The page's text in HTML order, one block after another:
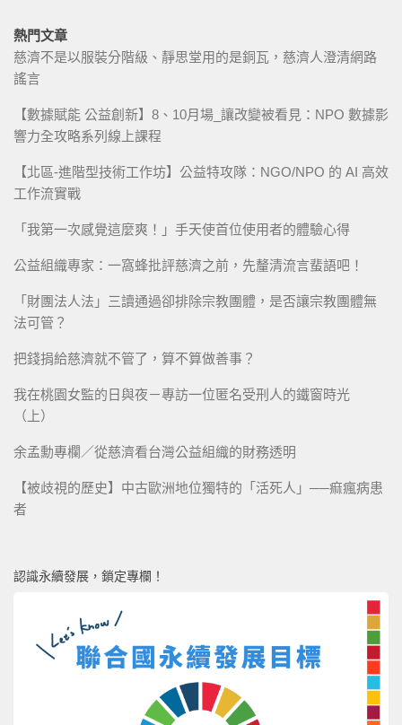
熱門文章
慈濟不是以服裝分階級、靜思堂用的是銅瓦，慈濟人澄清網路
謠言
【數據賦能 公益創新】8、10月場_讓改變被看見：NPO 數據影
響力全攻略系列線上課程
【北區-進階型技術工作坊】公益特攻隊：NGO/NPO 的 AI 高效
工作流實戰
「我第一次感覺這麼爽！」手天使首位使用者的體驗心得
公益組織專家：一窩蜂批評慈濟之前，先釐清流言蜚語吧！
「財團法人法」三讀通過卻排除宗教團體，是否讓宗教團體無
法可管？
把錢捐給慈濟就不管了，算不算做善事？
我在桃園女監的日與夜－專訪一位匿名受刑人的鐵窗時光
（上）
余孟勳專欄／從慈濟看台灣公益組織的財務透明
【被歧視的歷史】中古歐洲地位獨特的「活死人」──痲瘋病患
者
認識永續發展，鎖定專欄！